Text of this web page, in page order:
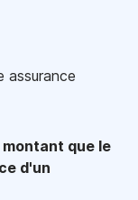
assurance
que le
d'un